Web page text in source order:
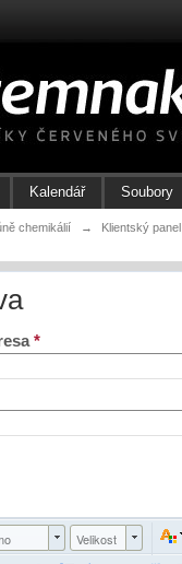
Kalendář Soubory
chemikálií → Klientský panel
*
Velikost